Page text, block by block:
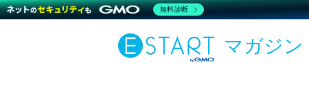
マガジン
無料診断